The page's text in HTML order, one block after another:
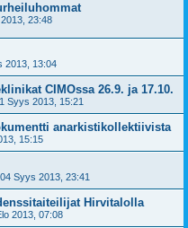
23:48
2013, 13:04
CIMOssa 26.9. ja 17.10.
Syys 2013, 15:21
anarkistikollektiivista
15:15
04 Syys 2013, 23:41
Hirvitalolla
2013, 07:08